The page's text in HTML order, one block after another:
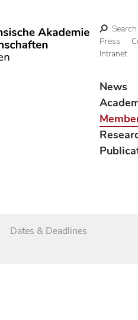
Search
Press
Intranet
News
Dates & Deadlines